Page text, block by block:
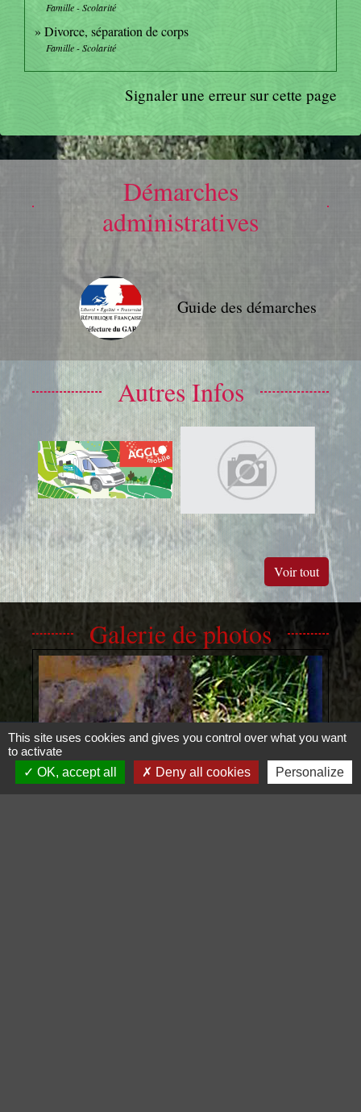
Famille - Scolarité
Divorce, séparation de corps
Famille - Scolarité
Signaler une erreur sur cette page
Démarches
administratives
Guide des démarches
Autres Infos
Voir tout
Galerie de photos
This site uses cookies and gives you control over what you want
to activate
OK, accept all
Deny all cookies Personalize